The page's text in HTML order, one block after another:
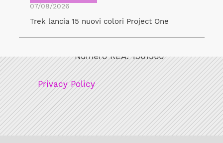
07/08/2026
Trek lancia 15 nuovi colori Project One
Numero REA: 1361360
Privacy Policy